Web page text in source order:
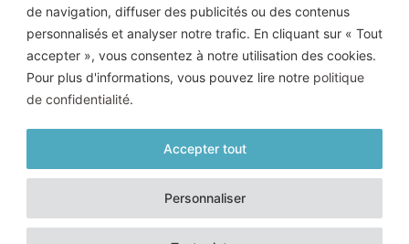
de navigation, diffuser des publicités ou des contenus
personnalisés et analyser notre trafic. En cliquant sur « Tout
accepter », vous consentez à notre utilisation des cookies.
Pour plus d'informations, vous pouvez lire notre politique
de confidentialité.
Personnaliser
Accepter tout
Haute Définition Image & Son
8, Avenue Geoffroy Saint-Hilaire
© HD Image et Son - 2026 |Mentions légales|Politique de
confidentialité| Tous droits réservés
Un site conçu et réalisé par l'